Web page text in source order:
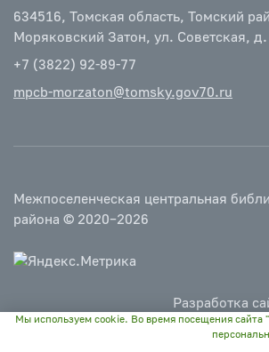
634516, Томская область, Томский
Моряковский Затон, ул. Советская,
+7 (3822) 92-89-77
mpcb-morzaton@tomsky.gov70.ru
Межпоселенческая центральная
района © 2020–2026
Разработка
Мы используем cookie. Во время посещения